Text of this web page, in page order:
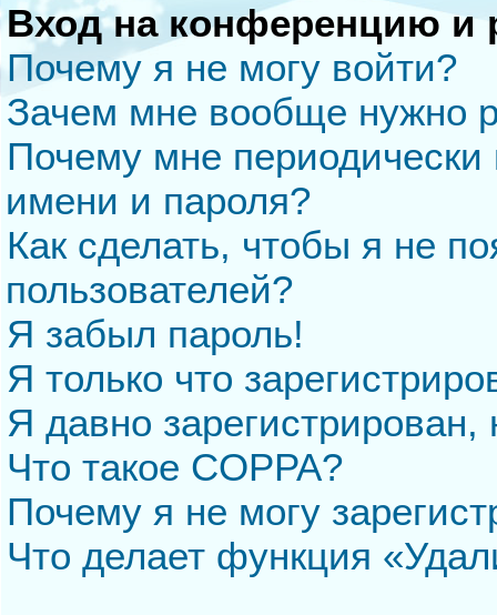
Вход на конференцию и
Почему я не могу войти?
Зачем мне вообще нужно
Почему мне периодически
имени и пароля?
Как сделать, чтобы я не
пользователей?
Я забыл пароль!
Я только что
Я давно
Что такое COPPA?
Почему я не могу
Что делает функция